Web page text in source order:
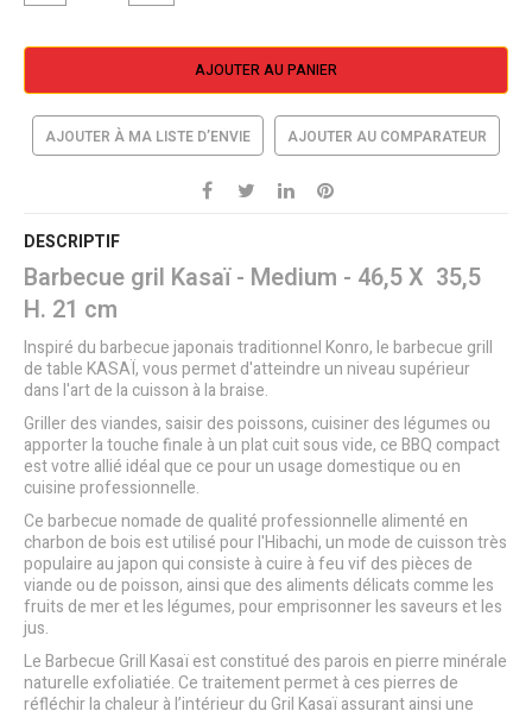
AJOUTER AU PANIER
AJOUTER À MA LISTE D’ENVIE AJOUTER AU COMPARATEUR
DESCRIPTIF
Barbecue gril Kasaï - Medium - 46,5 X 35,5
H. 21 cm
Inspiré du barbecue japonais traditionnel Konro, le barbecue grill
de table KASAÏ, vous permet d'atteindre un niveau supérieur
dans l'art de la cuisson à la braise.
Griller des viandes, saisir des poissons, cuisiner des légumes ou
apporter la touche finale à un plat cuit sous vide, ce BBQ compact
est votre allié idéal que ce pour un usage domestique ou en
cuisine professionnelle.
Ce barbecue nomade de qualité professionnelle alimenté en
charbon de bois est utilisé pour l'Hibachi, un mode de cuisson très
populaire au japon qui consiste à cuire à feu vif des pièces de
viande ou de poisson, ainsi que des aliments délicats comme les
fruits de mer et les légumes, pour emprisonner les saveurs et les
jus.
Le Barbecue Grill Kasaï est constitué des parois en pierre minérale
naturelle exfoliatiée. Ce traitement permet à ces pierres de
réfléchir la chaleur à l’intérieur du Gril Kasaï assurant ainsi une